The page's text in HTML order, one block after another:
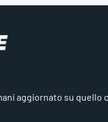
aggiornato su